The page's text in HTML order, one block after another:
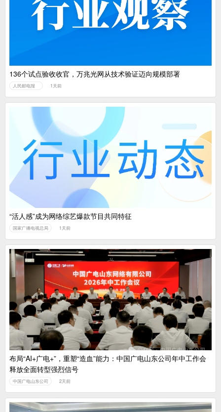
136个试点验收收官，万兆光网从技术验证迈向规模部署
人民邮电报 1天前
“活人感”成为网络综艺爆款节目共同特征
国家广播电视总局 1天前
布局“AI+广电+”，重塑“造血”能力：中国广电山东公司年中工作会
释放全面转型强烈信号
中国广电山东公司 2天前